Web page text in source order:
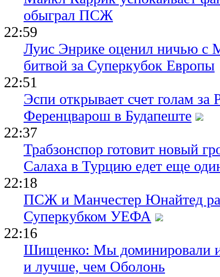
обыграл ПСЖ
22:59
Луис Энрике оценил ничью с
битвой за Суперкубок Европы
22:51
Эспи открывает счет голам
Ференцварош в Будапеште
22:37
Трабзонспор готовит новый
Салаха в Турцию едет еще
22:18
ПСЖ и Манчестер Юнайтед
Суперкубком УЕФА
22:16
Шищенко: Мы доминировали
и лучше, чем Оболонь